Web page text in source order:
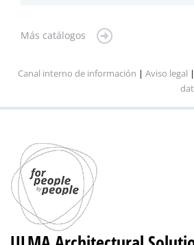
Más catálogos
Canal interno de información | Aviso legal |